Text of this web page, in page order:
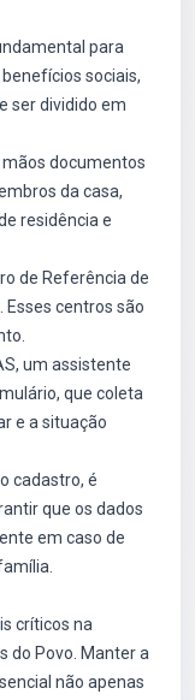
para
sociais,
ser dividido em
documentos
da casa,
residência e
de Referência de
Esses centros são
um assistente
que coleta
e a situação
cadastro, é
que os dados
em caso de
críticos na
do Povo. Manter a
não apenas